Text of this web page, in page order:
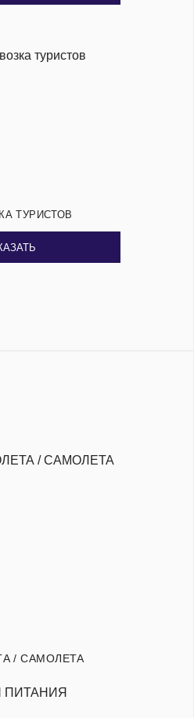
ТУРИСТОВ
/ САМОЛЕТА